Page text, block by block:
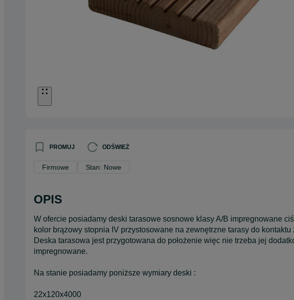
PROMUJ ODŚWIEŻ
Firmowe Stan: Nowe
OPIS
W ofercie posiadamy deski tarasowe sosnowe klasy A/B impregnowane
kolor brązowy stopnia IV przystosowane na zewnętrzne tarasy do kontaktu
Deska tarasowa jest przygotowana do położenie więc nie trzeba jej
impregnowane.
Na stanie posiadamy poniższe wymiary deski :
22x120x4000